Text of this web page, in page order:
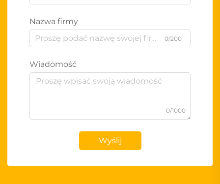
Nazwa firmy
0/200
Wiadomość
0/1000
Wyślij